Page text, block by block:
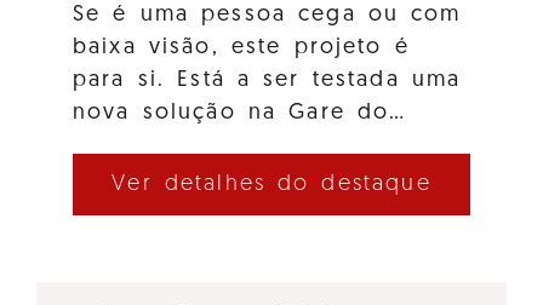
Se é uma pessoa cega ou com
baixa visão, este projeto é
para si. Está a ser testada uma
nova solução na Gare do…
Ver detalhes do destaque